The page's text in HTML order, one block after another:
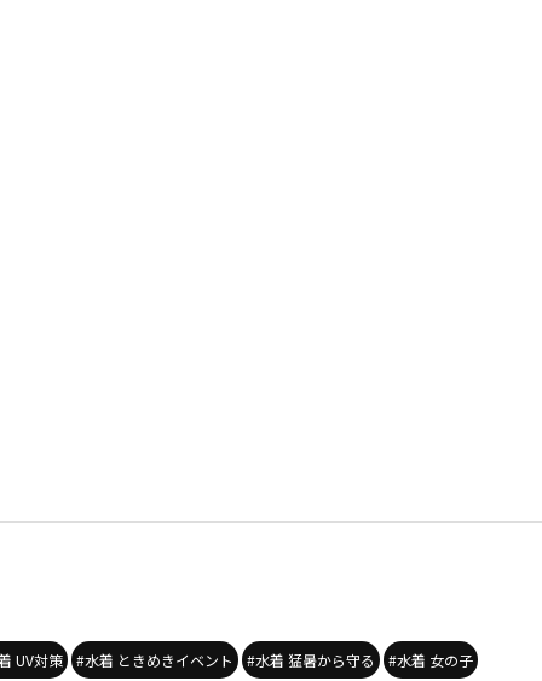
UV対策 #水着 ときめきイベント #水着 猛暑から守る #水着 女の子